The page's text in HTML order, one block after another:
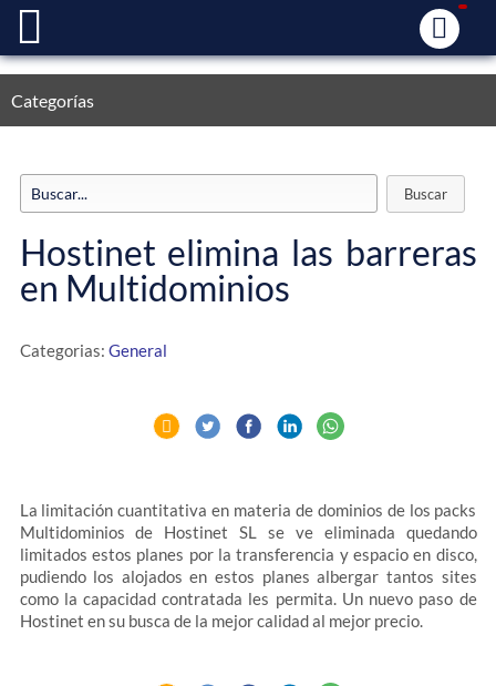
Categorías
Hostinet elimina las barreras
en Multidominios
Categorias: General
La limitación cuantitativa en materia de dominios de los packs
Multidominios de Hostinet SL se ve eliminada quedando
limitados estos planes por la transferencia y espacio en disco,
pudiendo los alojados en estos planes albergar tantos sites
como la capacidad contratada les permita. Un nuevo paso de
Hostinet en su busca de la mejor calidad al mejor precio.